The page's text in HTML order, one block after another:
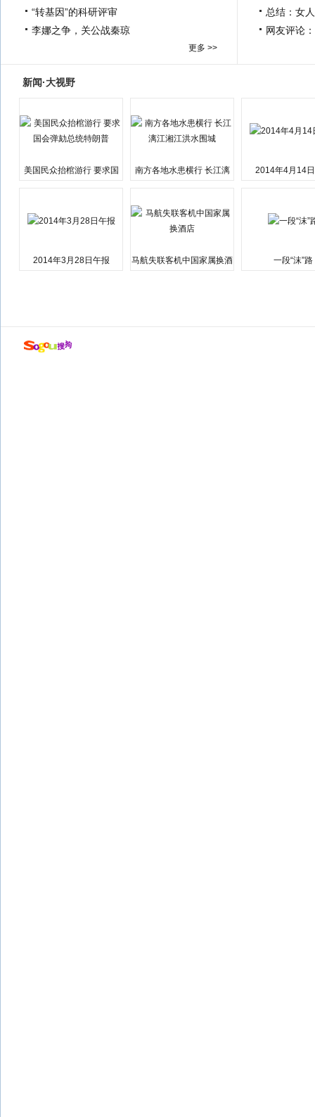
“转基因”的科研评审
李娜之争，关公战秦琼
更多 >>
总结：女
网友评论
新闻·大视野
美国民众抬棺游行 要求国
南方各地水患横行 长江漓
2014年4月14
2014年3月28日午报
马航失联客机中国家属换酒
一段“沫”路